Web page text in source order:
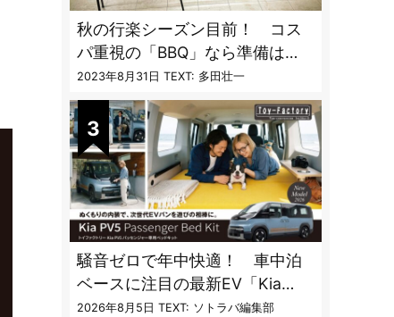
秋の行楽シーズン目前！ コス
パ重視の「BBQ」なら準備は
「トライアル」一択だった
2023年8月31日 TEXT: 多田壮一
騒音ゼロで年中快適！ 車中泊
ベースに注目の最新EV「Kia
PV5」専用ベッドキット登場
2026年8月5日 TEXT: ソトラバ編集部